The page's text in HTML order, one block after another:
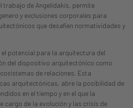
trabajo de Angelidakis, permite
y exclusiones corporales para
que desafíen normatividades y
el potencial para la arquitectura del
del dispositivo arquitectónico como
de relaciones. Esta
arquitectónicas, abre la posibilidad de
en el tiempo y en el que la
cargo de la evolución y las crisis de